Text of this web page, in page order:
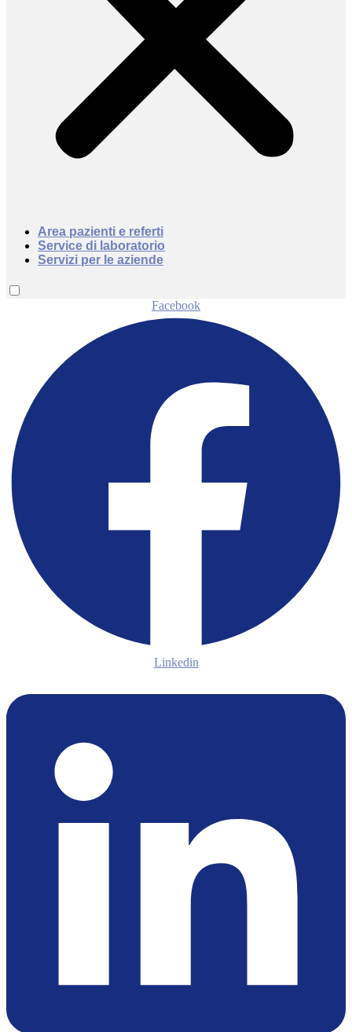
Area pazienti e referti
Service di laboratorio
Servizi per le aziende
Facebook
Linkedin